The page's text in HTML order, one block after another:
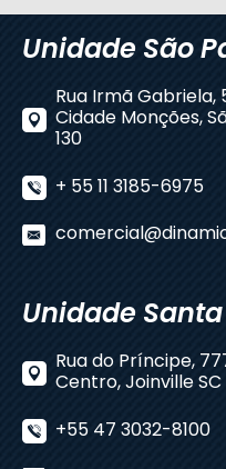
Unidade São
Rua Irmã Gabriela,
Cidade Monções,
130
+ 55 11 3185-6975
Unidade
Rua do Príncipe,
Centro, Joinville SC
+55 47 3032-8100